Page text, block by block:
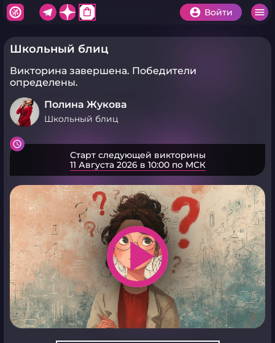
shopping_bag Войти
Школьный блиц
Викторина завершена. Победители
определены.
Полина Жукова
Школьный блиц
Старт следующей викторины
11 Августа 2026 в 10:00 по МСК
play_arrow